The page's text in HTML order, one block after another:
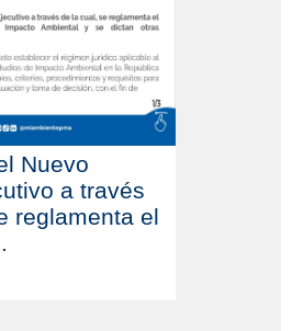
Nuevo
a través
reglamenta el